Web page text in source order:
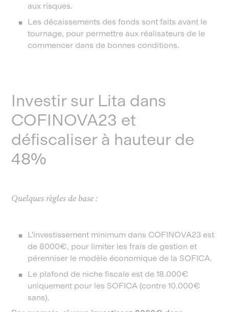
aux risques.
Les décaissements des fonds sont faits avant le
tournage, pour permettre aux réalisateurs de le
commencer dans de bonnes conditions.
Investir sur Lita dans
COFINOVA23 et
défiscaliser à hauteur de
48%
Quelques règles de base :
L'investissement minimum dans COFINOVA23 est
de 8000€, pour limiter les frais de gestion et
pérenniser le modèle économique de la SOFICA.
Le plafond de niche fiscale est de 18.000€
uniquement pour les SOFICA (contre 10.000€
sans).